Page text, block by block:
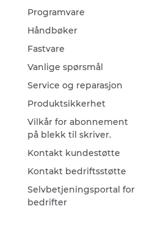
Programvare
Håndbøker
Fastvare
Vanlige spørsmål
Service og reparasjon
Produktsikkerhet
Vilkår for abonnement
på blekk til skriver.
Kontakt kundestøtte
Kontakt bedriftsstøtte
Selvbetjeningsportal for
bedrifter